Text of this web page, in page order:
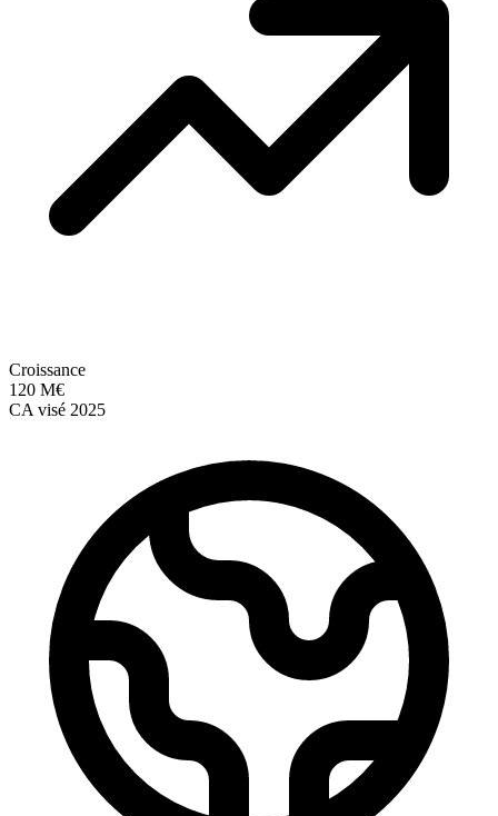
Croissance
120 M€
CA visé 2025